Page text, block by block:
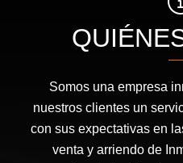
Somos una empresa
nuestros clientes un
con sus expectativas en
venta y arriendo de